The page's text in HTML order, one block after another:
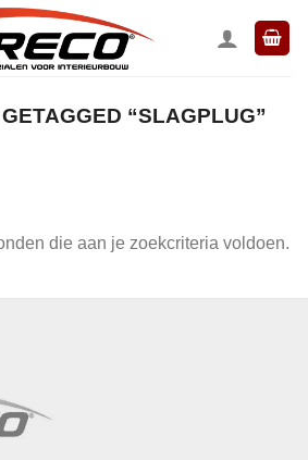
“SLAGPLUG”
die aan je zoekcriteria voldoen.